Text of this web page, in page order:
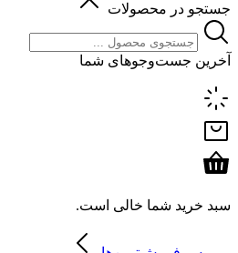
جستجو در محصولات
آخرین جست‌وجوهای شما
سبد خرید شما خالی است.